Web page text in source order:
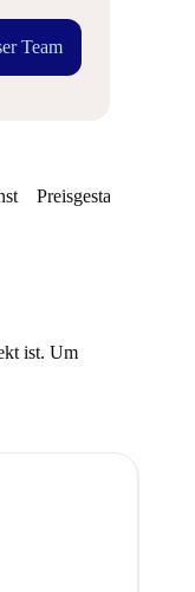
Team
Preisgestaltung
ist. Um